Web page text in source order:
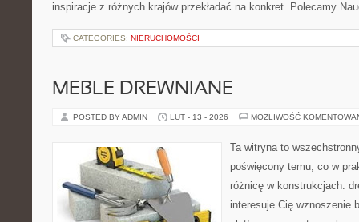
inspiracje z różnych krajów przekładać na konkret. Polecamy
CATEGORIES: NIERUCHOMOŚCI
MEBLE DREWNIANE
POSTED BY ADMIN LUT - 13 - 2026 MOŻLIWOŚĆ
Ta witryna to
poświęcony temu, co w
różnicę w konstrukcjach:
interesuje Cię wznoszenie